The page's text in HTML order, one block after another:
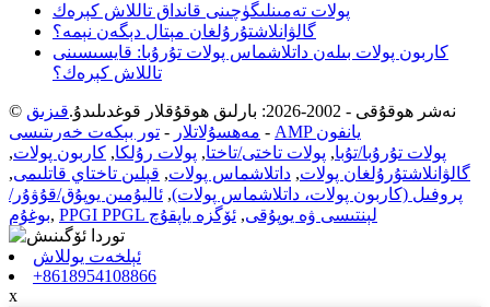
پولات تەمىنلىگۈچىنى قانداق تاللاش كېرەك
گالۋانلاشتۇرۇلغان مېتال دېگەن نېمە؟
كاربون پولات بىلەن داتلاشماس پولات تۇرۇبا: قايسىسىنى
تاللاش كېرەك؟
© نەشر ھوقۇقى - 2002-2026: بارلىق ھوقۇقلار قوغدىلىدۇ.
قىزىق
مەھسۇلاتلار - تور بېكەت خەرىتىسى -
AMP يانفون
پولات تۇرۇبا/تۇبا, پولات تاختى/تاختا, پولات رۇلكا, كاربون پولات,
گالۋانلاشتۇرۇلغان پولات, داتلاشماس پولات, قېلىن تاختاي قاتلىمى,
پروفىل (كاربون پولات، داتلاشماس پولات), ئاليۇمىن يوپۇق/قۇۋۇر/
بوغۇم, PPGI PPGL لېنتىسى ۋە يوپۇقى, ئۆگزە ياپقۇچ
ئېلخەت يوللاش
+8618954108866
x